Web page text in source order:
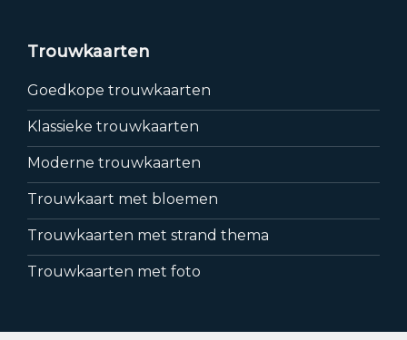
Trouwkaarten
Goedkope trouwkaarten
Klassieke trouwkaarten
Moderne trouwkaarten
Trouwkaart met bloemen
Trouwkaarten met strand thema
Trouwkaarten met foto